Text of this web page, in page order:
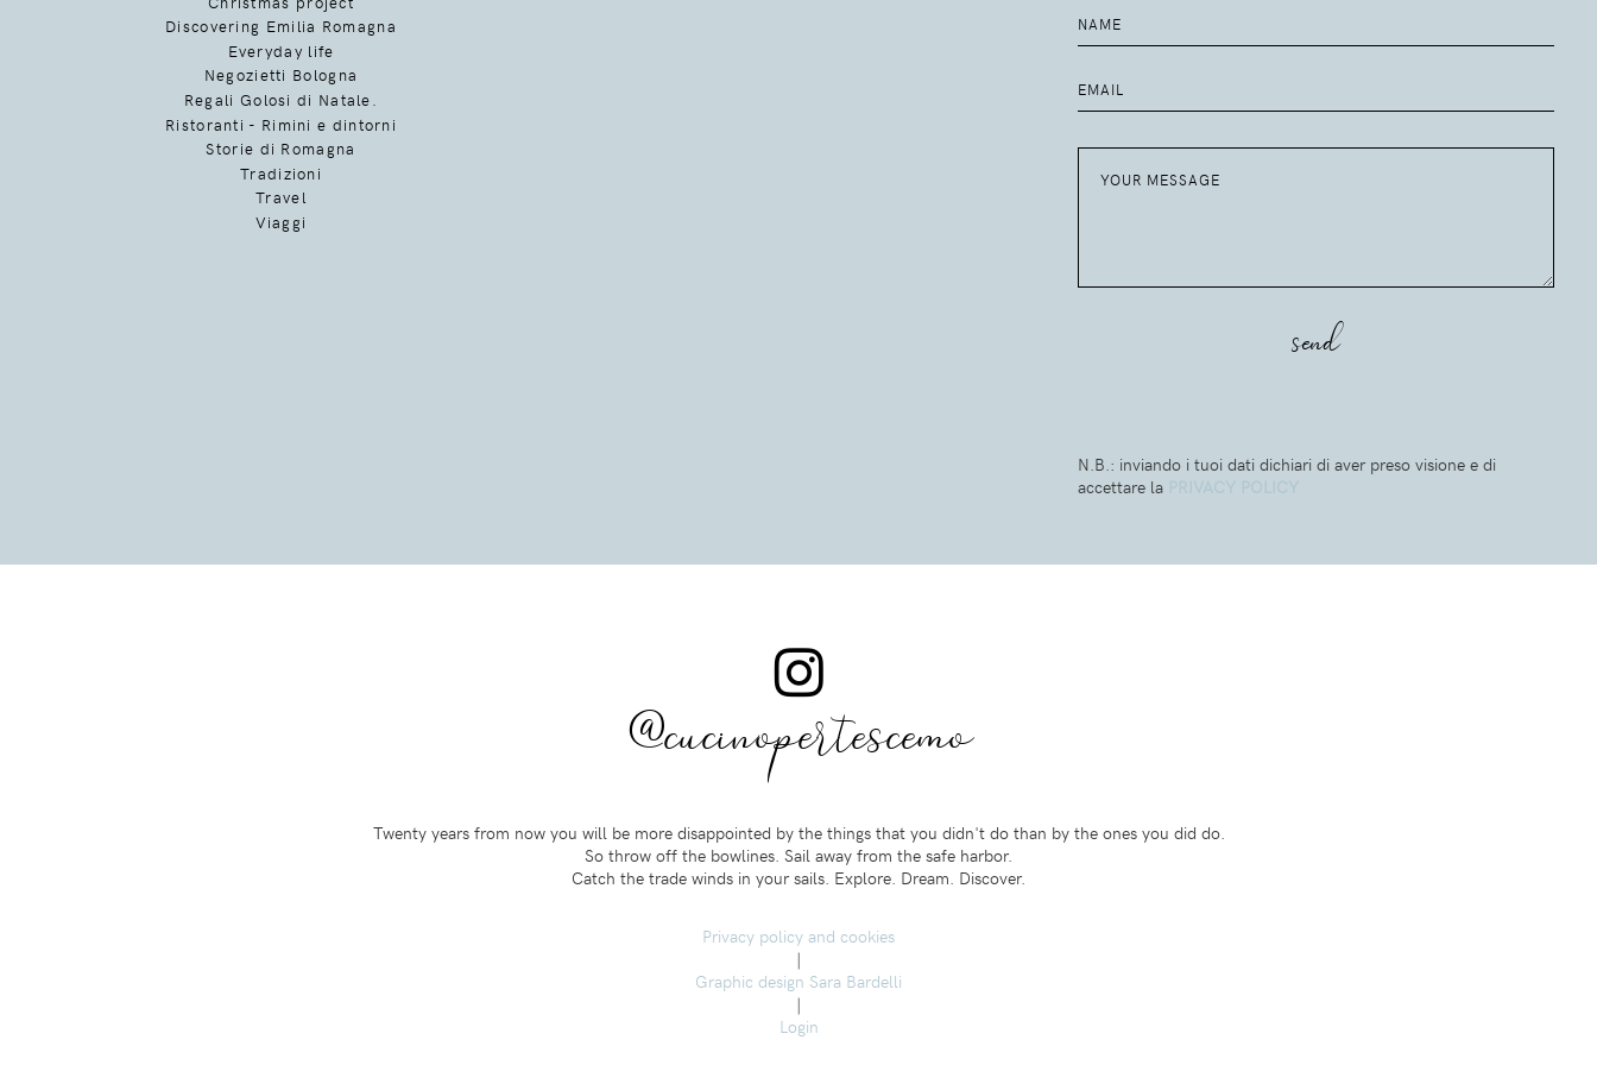
Discovering Emilia Romagna
Everyday life
Negozietti Bologna
Regali Golosi di Natale.
Ristoranti - Rimini e dintorni
Storie di Romagna
Tradizioni
Travel
Viaggi
N.B.: inviando i tuoi dati dichiari di aver preso visione e di
accettare la
@cucinopertescemo
Twenty years from now you will be more disappointed by the things that you didn't do than by the ones you did do.
So throw off the bowlines. Sail away from the safe harbor.
Catch the trade winds in your sails. Explore. Dream. Discover.
Privacy policy and cookies
|
Graphic design Sara Bardelli
|
Login